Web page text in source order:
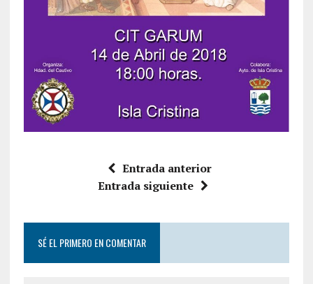
Entrada anterior
Entrada siguiente
SÉ EL PRIMERO EN COMENTAR